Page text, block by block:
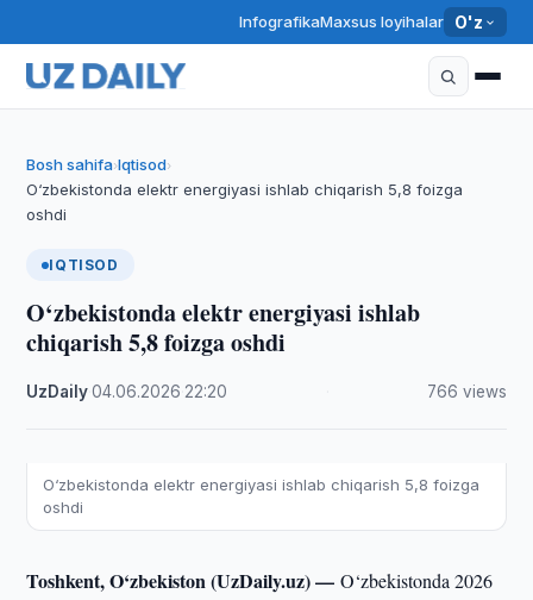
InfografikaMaxsus loyihalar O'z
Bosh sahifa›Iqtisod›
O‘zbekistonda elektr energiyasi ishlab chiqarish 5,8 foizga
oshdi
IQTISOD
O‘zbekistonda elektr energiyasi ishlab
chiqarish 5,8 foizga oshdi
UzDaily·04.06.2026 22:20 766 views
O‘zbekistonda elektr energiyasi ishlab chiqarish 5,8 foizga
oshdi
Toshkent, O‘zbekiston (UzDaily.uz) —O‘zbekistonda 2026